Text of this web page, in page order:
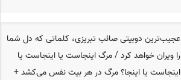
عجیب‌ترین دوبیتی صائب تبریزی، کلماتی که دل شما
را ویران خواهد کرد / مرگ اینجاست یا اینجاست یا
اینجاست یا اینجا؟ مرگ در هر بیت نفس می‌کشد +